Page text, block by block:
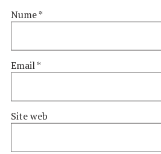
Nume*
Email*
Site web